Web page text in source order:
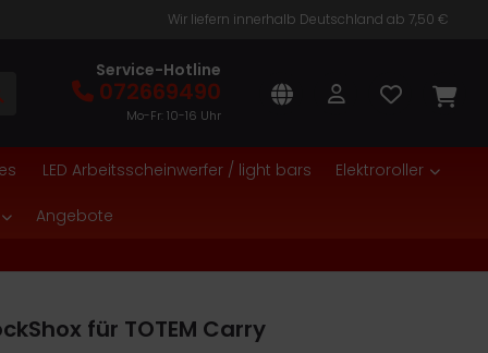
Wir liefern innerhalb Deutschland ab 7,50 €
Service-Hotline
072669490
Mo-Fr: 10-16 Uhr
LED Arbeitsscheinwerfer / light bars Elektroroller
Angebote
für TOTEM Carry